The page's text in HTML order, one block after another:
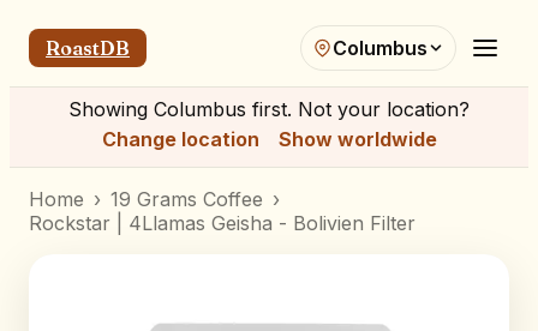
RoastDB Columbus
Showing Columbus first. Not your location?
Change location
Show worldwide
Home › 19 Grams Coffee ›
Rockstar | 4Llamas Geisha - Bolivien Filter